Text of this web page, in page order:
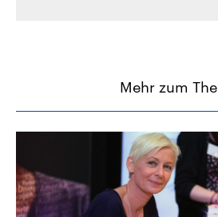
Mehr zum